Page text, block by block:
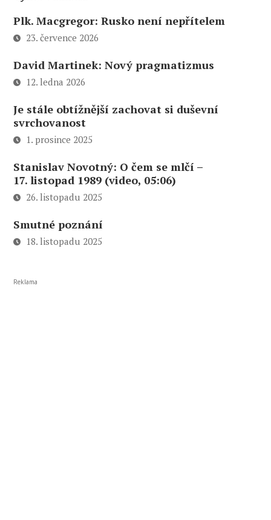
Plk. Macgregor: Rusko není nepřítelem
23. července 2026
David Martinek: Nový pragmatizmus
12. ledna 2026
Je stále obtížnější zachovat si duševní
svrchovanost
1. prosince 2025
Stanislav Novotný: O čem se mlčí –
17. listopad 1989 (video, 05:06)
26. listopadu 2025
Smutné poznání
18. listopadu 2025
Reklama